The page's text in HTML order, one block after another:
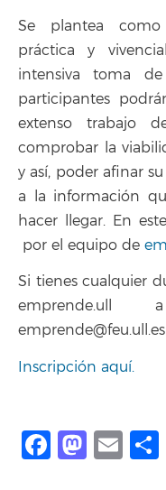
Se plantea
práctica y
intensiva toma
participantes
extenso trabajo
comprobar la
y así, poder afinar
a la información
hacer llegar. En
por el equipo de
Si tienes cualquier
Inscripción aquí.